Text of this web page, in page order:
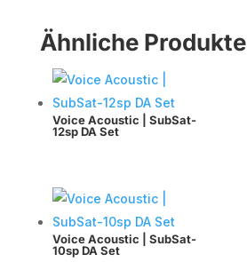
Ähnliche Produkte
Voice Acoustic | SubSat-
12sp DA Set
Voice Acoustic | SubSat-
10sp DA Set